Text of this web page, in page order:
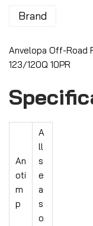
Brand
Anvelopa Off-Road
123/120Q 10PR
An
oti
m
p
A
ll
s
e
a
s
o